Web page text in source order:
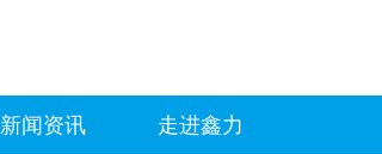
新闻资讯 走进鑫力